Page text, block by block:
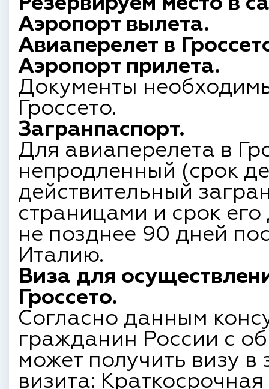
Аэропорт вылета.
Авиаперелет в
Аэропорт прилета.
Документы
Гроссето.
Загранпаспорт.
Для авиаперелета в
непродленный (срок
действительный
страницами и срок его
не позднее 90 дней
Италию.
Виза для
Гроссето.
Согласно данным
гражданин России с
может получить визу в
визита: